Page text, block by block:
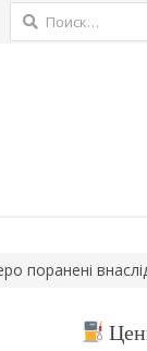
Найти:
внаслідок